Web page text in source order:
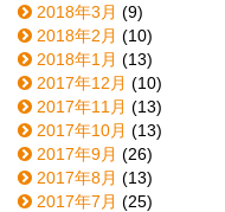
2018年3月 (9)
2018年2月 (10)
2018年1月 (13)
2017年12月 (10)
2017年11月 (13)
2017年10月 (13)
2017年9月 (26)
2017年8月 (13)
2017年7月 (25)